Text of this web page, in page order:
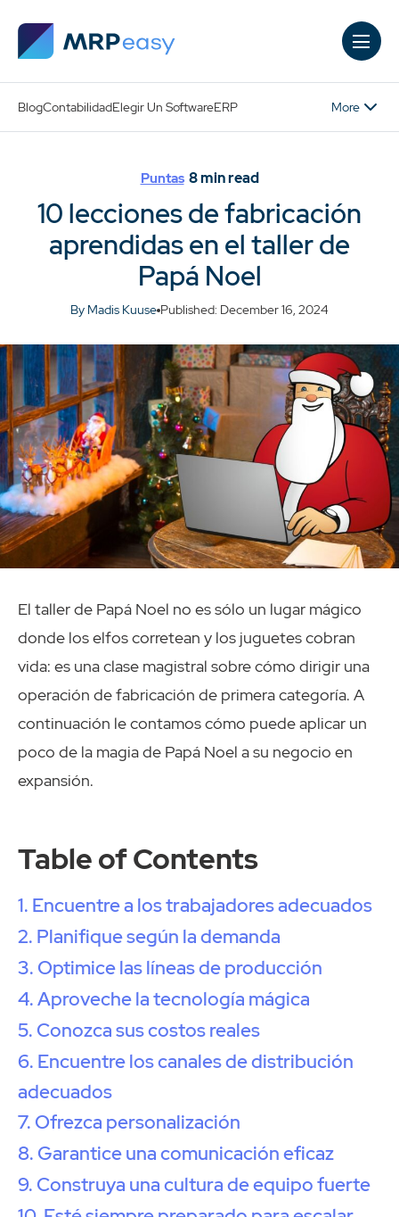
BlogContabilidadElegir Un SoftwareERP More
Puntas 8min read
10 lecciones de fabricación
aprendidas en el taller de
Papá Noel
By Madis Kuuse Published: December 16, 2024
El taller de Papá Noel no es sólo un lugar mágico
donde los elfos corretean y los juguetes cobran
vida: es una clase magistral sobre cómo dirigir una
operación de fabricación de primera categoría. A
continuación le contamos cómo puede aplicar un
poco de la magia de Papá Noel a su negocio en
expansión.
Table of Contents
1. Encuentre a los trabajadores adecuados
2. Planifique según la demanda
3. Optimice las líneas de producción
4. Aproveche la tecnología mágica
5. Conozca sus costos reales
6. Encuentre los canales de distribución
adecuados
7. Ofrezca personalización
8. Garantice una comunicación eficaz
9. Construya una cultura de equipo fuerte